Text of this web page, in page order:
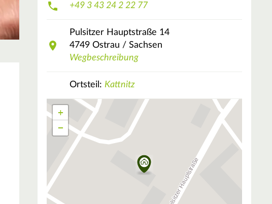
+49 3 43 24 2 22 77
Pulsitzer Hauptstraße 14
4749 Ostrau / Sachsen
Wegbeschreibung
Ortsteil: Kattnitz
+
−